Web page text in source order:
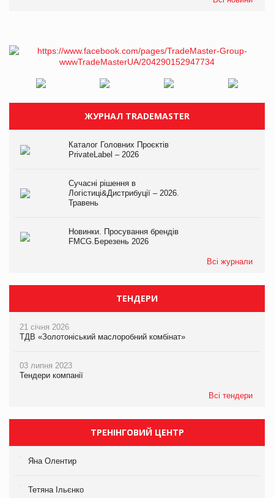
ЖУРНАЛ TRADEMASTER
Каталог Головних Проєктів
PrivateLabel – 2026
Сучасні рішення в
Логістиці&Дистрибуції – 2026.
Травень
Новинки. Просування брендів
FMCG.Березень 2026
Всі журнали
ТЕНДЕРИ
21 січня 2026
ТДВ «Золотоніський маслоробний комбінат»
03 липня 2023
Тендери компанії
Всі тендери
ТРЕНІНГОВИЙ ЦЕНТР
Яна Олентир
Тетяна Ільєнко